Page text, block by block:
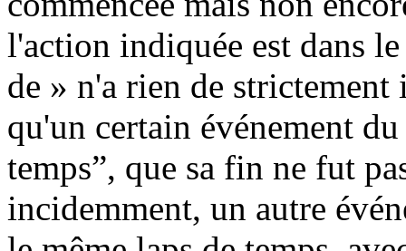
l'action indiquée est dans
de » n'a rien de
qu'un certain événement
temps”, que sa fin ne fut
incidemment, un autre